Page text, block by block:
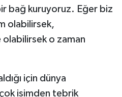
bağ kuruyoruz. Eğer biz
olabilirsek,
olabilirsek o zaman
için dünya
isimden tebrik